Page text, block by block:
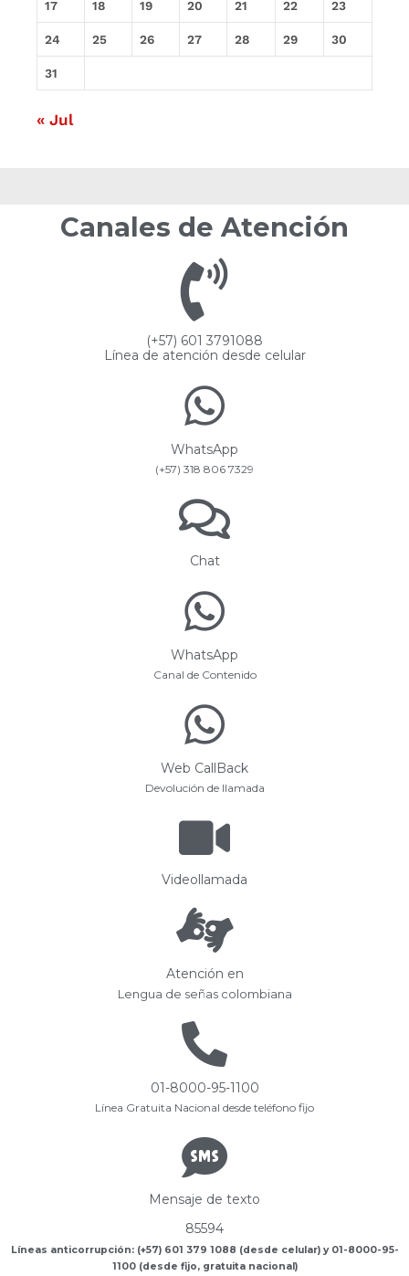
17 18 19 20 21 22 23
24 25 26 27 28 29 30
31
« Jul
Canales de Atención
(+57) 601 3791088
Línea de atención desde celular
WhatsApp
(+57) 318 806 7329
Chat
WhatsApp
Canal de Contenido
Web CallBack
Devolución de llamada
Videollamada
Atención en
Lengua de señas colombiana
01-8000-95-1100
Línea Gratuita Nacional desde teléfono fijo
Mensaje de texto
85594
Líneas anticorrupción: (+57) 601 379 1088 (desde celular) y 01-8000-95-
1100 (desde fijo, gratuita nacional)